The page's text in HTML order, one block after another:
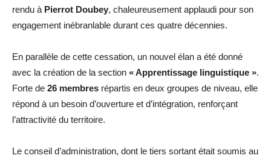
rendu à Pierrot Doubey, chaleureusement applaudi pour son
engagement inébranlable durant ces quatre décennies.
En parallèle de cette cessation, un nouvel élan a été donné
avec la création de la section « Apprentissage linguistique ».
Forte de 26 membres répartis en deux groupes de niveau, elle
répond à un besoin d’ouverture et d’intégration, renforçant
l’attractivité du territoire.
Le conseil d’administration, dont le tiers sortant était soumis au